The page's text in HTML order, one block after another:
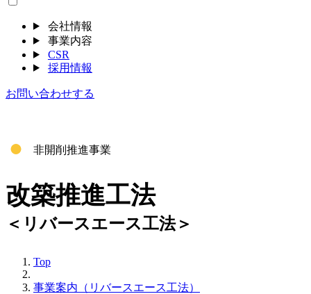
会社情報
事業内容
CSR
採用情報
お問い合わせする
非開削推進事業
改築推進工法
＜リバースエース工法＞
Top
事業案内（リバースエース工法）